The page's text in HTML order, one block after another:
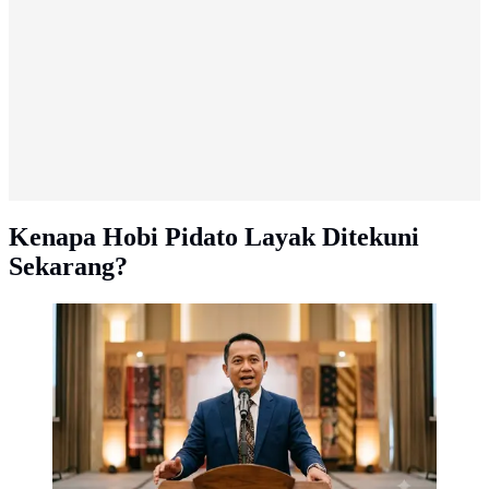
Kenapa Hobi Pidato Layak Ditekuni
Sekarang?
Kenapa hobi pidato layak ditekuni saat ini. (Gambar:
AI Generated)